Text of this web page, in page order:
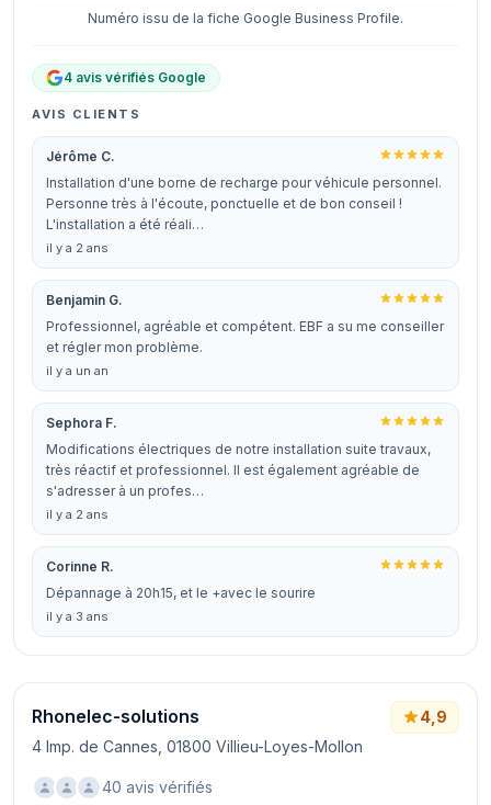
Numéro issu de la fiche Google Business Profile.
4 avis vérifiés Google
AVIS CLIENTS
Jérôme C.
Installation d'une borne de recharge pour véhicule personnel.
Personne très à l'écoute, ponctuelle et de bon conseil !
L'installation a été réali…
il y a 2 ans
Benjamin G.
Professionnel, agréable et compétent. EBF a su me conseiller
et régler mon problème.
il y a un an
Sephora F.
Modifications électriques de notre installation suite travaux,
très réactif et professionnel. Il est également agréable de
s'adresser à un profes…
il y a 2 ans
Corinne R.
Dépannage à 20h15, et le +avec le sourire
il y a 3 ans
Rhonelec-solutions
4 Imp. de Cannes, 01800 Villieu-Loyes-Mollon
4,9
40 avis vérifiés